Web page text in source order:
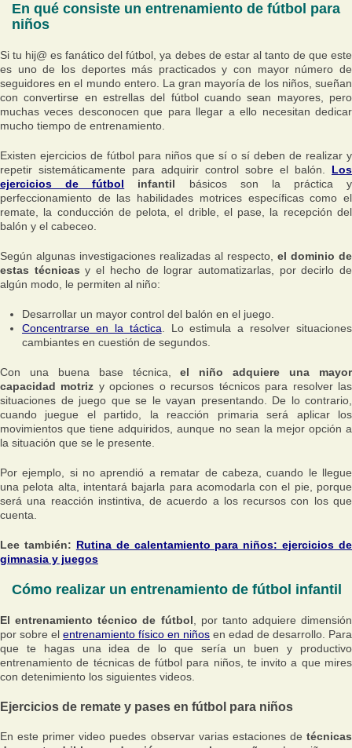
En qué consiste un entrenamiento de fútbol para
niños
Si tu hij@ es fanático del fútbol, ya debes de estar al tanto de que este
es uno de los deportes más practicados y con mayor número de
seguidores en el mundo entero. La gran mayoría de los niños, sueñan
con convertirse en estrellas del fútbol cuando sean mayores, pero
muchas veces desconocen que para llegar a ello necesitan dedicar
mucho tiempo de entrenamiento.
Existen ejercicios de fútbol para niños que sí o sí deben de realizar y
repetir sistemáticamente para adquirir control sobre el balón. Los
ejercicios de fútbol infantil básicos son la práctica y
perfeccionamiento de las habilidades motrices específicas como el
remate, la conducción de pelota, el drible, el pase, la recepción del
balón y el cabeceo.
Según algunas investigaciones realizadas al respecto, el dominio de
estas técnicas y el hecho de lograr automatizarlas, por decirlo de
algún modo, le permiten al niño:
Desarrollar un mayor control del balón en el juego.
Concentrarse en la táctica . Lo estimula a resolver situaciones
cambiantes en cuestión de segundos.
Con una buena base técnica,el niño adquiere una mayor
capacidad motriz y opciones o recursos técnicos para resolver las
situaciones de juego que se le vayan presentando. De lo contrario,
cuando juegue el partido, la reacción primaria será aplicar los
movimientos que tiene adquiridos, aunque no sean la mejor opción a
la situación que se le presente.
Por ejemplo, si no aprendió a rematar de cabeza, cuando le llegue
una pelota alta, intentará bajarla para acomodarla con el pie, porque
será una reacción instintiva, de acuerdo a los recursos con los que
cuenta.
Lee también: Rutina de calentamiento para niños: ejercicios de
gimnasia y juegos
Cómo realizar un entrenamiento de fútbol infantil
El entrenamiento técnico de fútbol , por tanto adquiere dimensión
por sobre el entrenamiento físico en niños en edad de desarrollo. Para
que te hagas una idea de lo que sería un buen y productivo
entrenamiento de técnicas de fútbol para niños, te invito a que mires
con detenimiento los siguientes videos.
Ejercicios de remate y pases en fútbol para niños
En este primer video puedes observar varias estaciones de técnicas